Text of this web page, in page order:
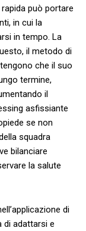
può portare
in⁤ cui la
in‍ tempo. La
il metodo di
che il suo⁣
termine,⁤
il
asfissiante
se non
squadra
bilanciare
la salute
di
di‍ adattarsi e